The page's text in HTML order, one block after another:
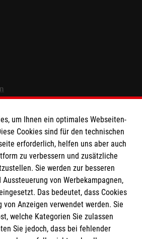
Hilfsdienst e.V.
1201 2000 12
um Ihnen ein optimales Webseiten-
Cookies sind für den technischen
erforderlich, helfen uns aber auch
zu verbessern und zusätzliche
Sie werden zur besseren
von Werbekampagnen,
Das bedeutet, dass Cookies
von Anzeigen verwendet werden. Sie
welche Kategorien Sie zulassen
Sie jedoch, dass bei fehlender